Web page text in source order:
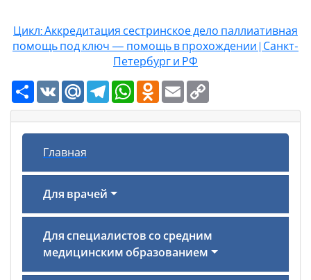
Цикл: Аккредитация сестринское дело паллиативная
помощь под ключ — помощь в прохождении | Санкт-
Петербург и РФ
Ресурс
VK Mail.RuTelegramWhatsAppOdnoklassniki
Email
Главная
Для врачей
Для специалистов со средним
медицинским образованием